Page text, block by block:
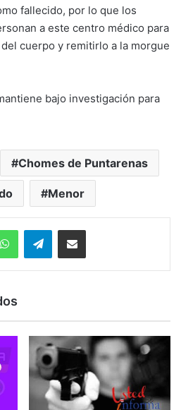
fallecido, por lo que los
a este centro médico para
cuerpo y remitirlo a la morgue
bajo investigación para
Chomes de Puntarenas
Menor
WhatsAppTelegramCompartir por correo electrónico